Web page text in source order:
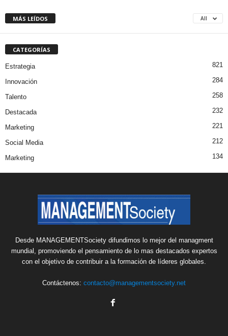
MÁS LEÍDOS All
CATEGORÍAS
Estrategia 821
Innovación 284
Talento 258
Destacada 232
Marketing 221
Social Media 212
Marketing 134
Desde MANAGEMENTSociety difundimos lo mejor del managment
mundial, promoviendo el pensamiento de lo mas destacados expertos
con el objetivo de contribuir a la formación de líderes globales.
Contáctenos: contacto@managementsociety.net